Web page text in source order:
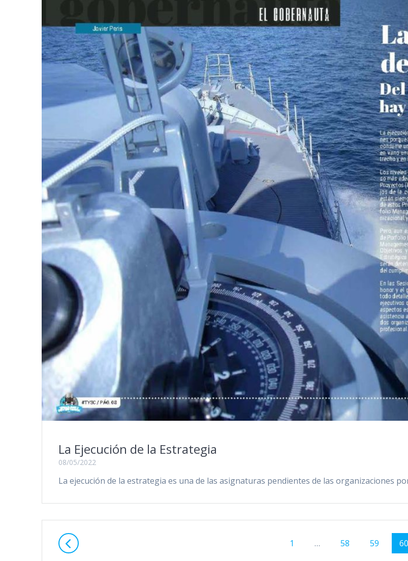
La Ejecución de la Estrategia
08/05/2022
La ejecución de la estrategia es una de las asignaturas pendientes de las organizaciones
Posts
Page
1 … Page
58 Page
59 60